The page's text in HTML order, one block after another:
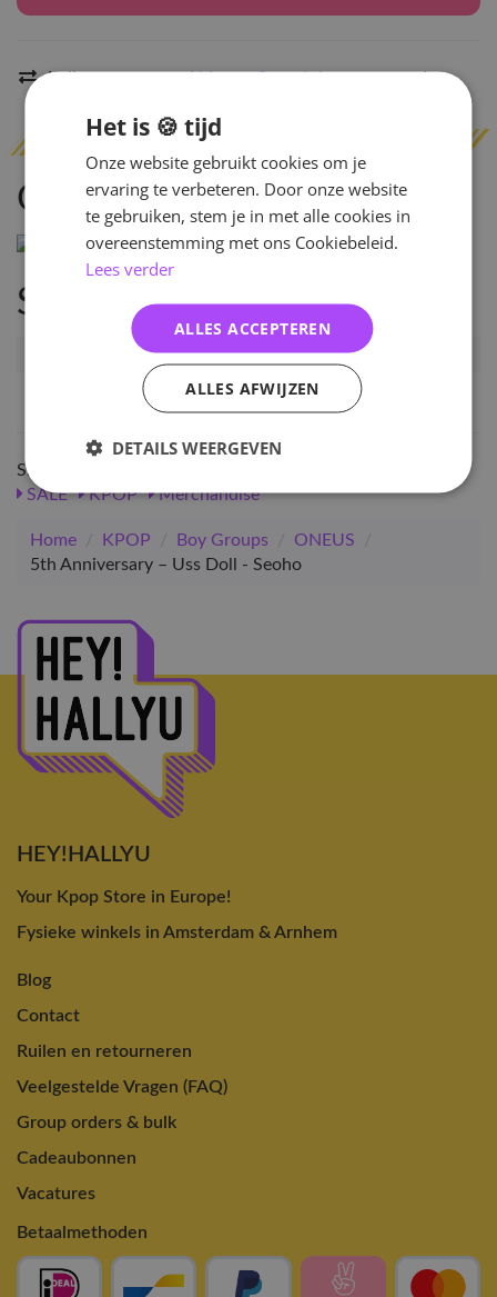
Indien op voorraadbinnen 2 werkdagenverzonden
Omschrijving
Specificaties
Artikelnummer
125449
1000001254494
Shop meer
SALE
KPOP Merchandise
Home / KPOP / Boy Groups / ONEUS
/
5th Anniversary – Uss Doll - Seoho
HEY!HALLYU
Your Kpop Store in Europe!
Fysieke winkels in Amsterdam & Arnhem
Blog
Contact
Ruilen en retourneren
Veelgestelde Vragen (FAQ)
Group orders & bulk
Cadeaubonnen
Vacatures
Betaalmethoden
Het is 🍪 tijd
Onze website gebruikt cookies om je
ervaring te verbeteren. Door onze website
te gebruiken, stem je in met alle cookies in
overeenstemming met ons Cookiebeleid.
Lees verder
ALLES ACCEPTEREN
ALLES AFWIJZEN
DETAILS WEERGEVEN